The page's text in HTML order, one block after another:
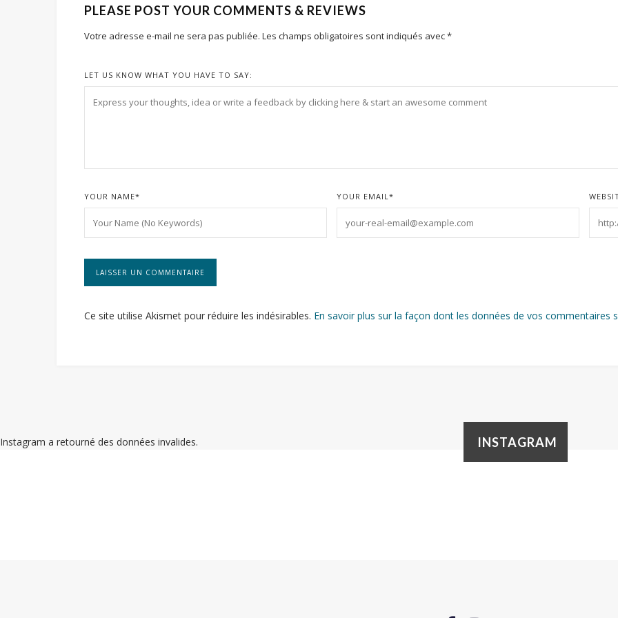
PLEASE POST YOUR COMMENTS & REVIEWS
Votre adresse e-mail ne sera pas publiée. Les champs obligatoires sont indiqués avec*
LET US KNOW WHAT YOU HAVE TO SAY:
YOUR NAME* YOUR EMAIL*
Ce site utilise Akismet pour réduire les indésirables. En savoir plus sur la façon dont les données de vos commentaires
INSTAGRAM
Instagram a retourné des données invalides.